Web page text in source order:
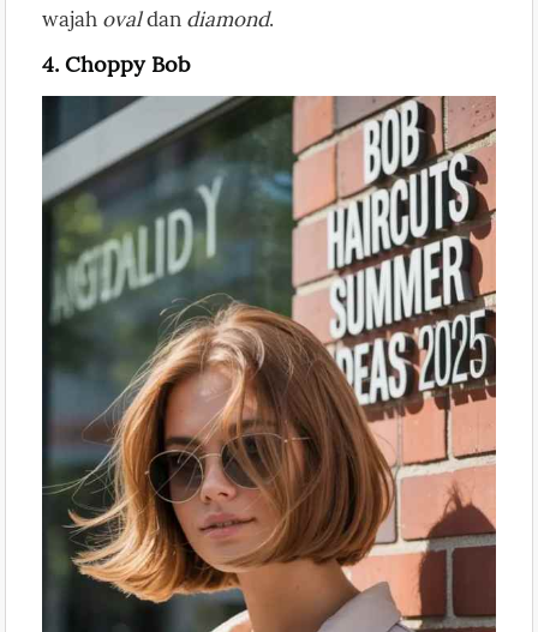
wajah ovaldan diamond.
4. Choppy Bob